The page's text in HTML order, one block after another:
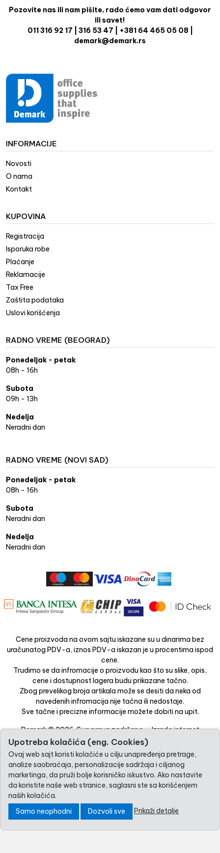
Pozovite nas ili nam pišite, rado ćemo vam dati odgovor
ili savet!
011 316 92 17 | 316 53 47 | +381 64 465 05 08 |
demark@demark.rs
INFORMACIJE
Novosti
O nama
Kontakt
KUPOVINA
Registracija
Isporuka robe
Plaćanje
Reklamacije
Tax Free
Zaštita podataka
Uslovi korišćenja
RADNO VREME (BEOGRAD)
Ponedeljak - petak
08h - 16h
Subota
09h - 13h
Nedelja
Neradni dan
RADNO VREME (NOVI SAD)
Ponedeljak - petak
08h - 16h
Subota
Neradni dan
Nedelja
Neradni dan
Cene proizvoda na ovom sajtu iskazane su u dinarima bez
uračunatog PDV-a, iznos PDV-a iskazan je u procentima ispod
cene.
Trudimo se da infromacije o proizvodu kao što su slike, opis,
cene i dostupnost lagera budu prikazane tačno.
Zbog prevelikog broja artikala može se desiti da neka od
navedenih infromacija nije tačna ili nedostaje.
Sve tačne i precizne informacije možete dobiti na upit.
Demark © 2026. Sva prava zadržana. -Izrada internet
prodavnice-Selltico.
Upotreba kolačića (eng. Cookies)
Ovaj web sajt koristi kolačiće u cilju unapređenja pretrage,
analize saobraćaja, personalizacije sadržaja i ciljanog
marketinga, da pruži bolje korisničko iskustvo. Ako nastavite
da koristite naše web stranice, saglasni ste sa korišćenjem
naših kolačića.
Samo neophodni
Dozvoli sve Prikaži detalje